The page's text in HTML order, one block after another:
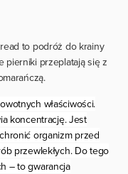
to podróż do krainy
pierniki przeplatają się z
właściwości.
koncentrację. Jest
organizm przed
przewlekłych. Do tego
– to gwarancja